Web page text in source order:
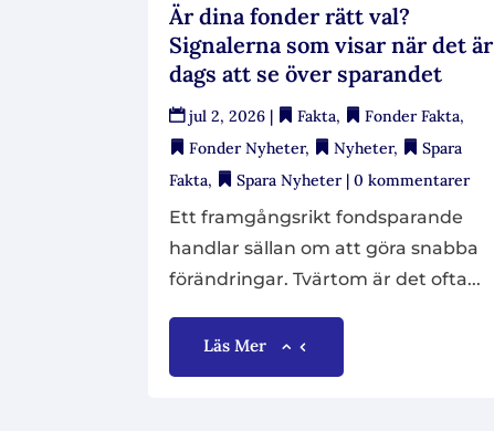
Är dina fonder rätt val?
Signalerna som visar när det är
dags att se över sparandet
jul 2, 2026 | Fakta, Fonder Fakta,
Fonder Nyheter, Nyheter,
Spara
Fakta, Spara Nyheter| 0 kommentarer
Ett framgångsrikt fondsparande
handlar sällan om att göra snabba
förändringar. Tvärtom är det ofta...
Läs Mer